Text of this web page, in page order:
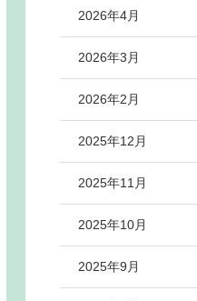
2026年4月
2026年3月
2026年2月
2025年12月
2025年11月
2025年10月
2025年9月